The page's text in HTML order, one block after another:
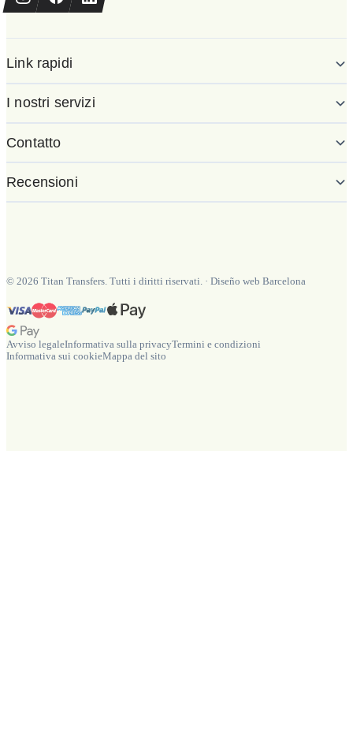
Link rapidi
I nostri servizi
Contatto
Recensioni
© 2026 Titan Transfers. Tutti i diritti riservati. · Diseño web Barcelona
Avviso legaleInformativa sulla privacyTermini e condizioni
Informativa sui cookieMappa del sito